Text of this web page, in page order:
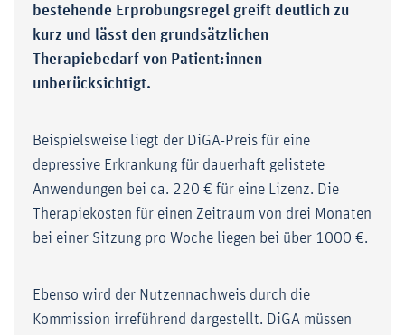
bestehende Erprobungsregel greift deutlich zu
kurz und lässt den grundsätzlichen
Therapiebedarf von Patient:innen
unberücksichtigt.
Beispielsweise liegt der DiGA-Preis für eine
depressive Erkrankung für dauerhaft gelistete
Anwendungen bei ca. 220 € für eine Lizenz. Die
Therapiekosten für einen Zeitraum von drei Monaten
bei einer Sitzung pro Woche liegen bei über 1000 €.
Ebenso wird der Nutzennachweis durch die
Kommission irreführend dargestellt. DiGA müssen